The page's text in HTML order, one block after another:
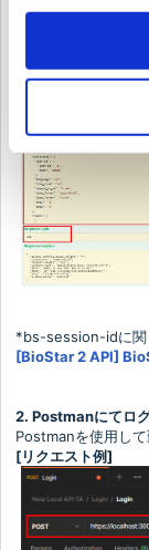
Body]に表示され
*bs-session-idに関
[BioStar 2 API]
2. Postmanにてロ
Postmanを使用して
[リクエスト例]